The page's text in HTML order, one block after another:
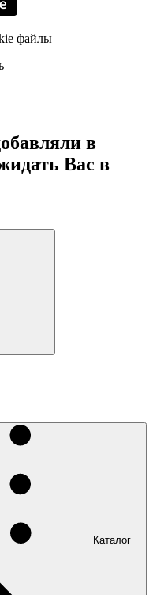
файлы
в
Вас в
Каталог